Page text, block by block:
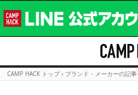
CAMP HACK トップ › ブランド・メーカーの記事